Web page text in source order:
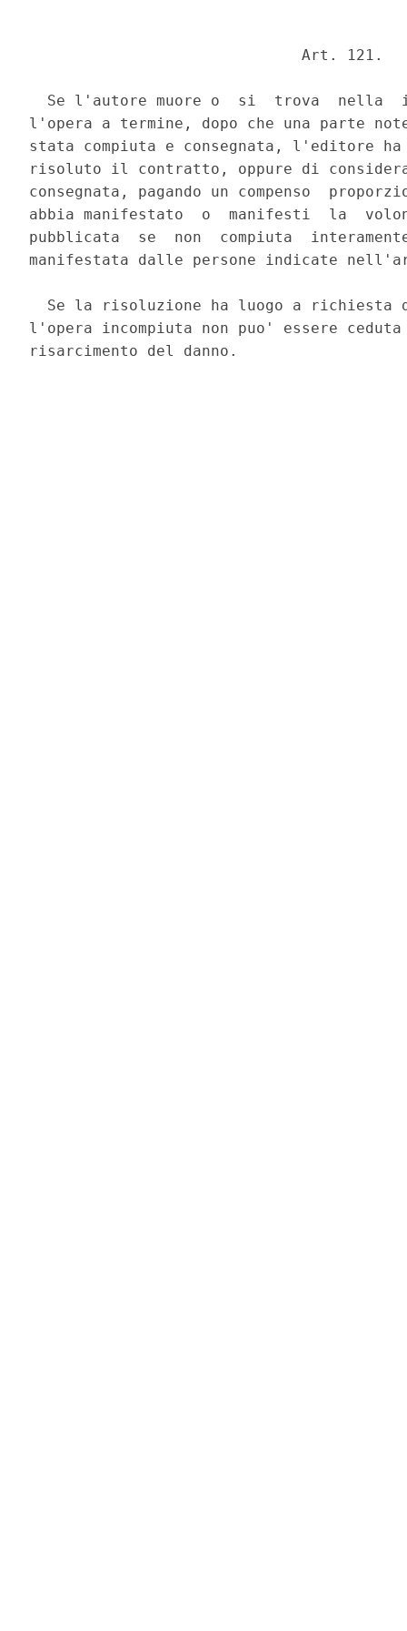
                              Art. 121.
Se l'autore muore o  si  trova  nella
l'opera a termine, dopo che una parte
stata compiuta e consegnata, l'editore
risoluto il contratto, oppure di
consegnata, pagando un compenso
abbia manifestato  o  manifesti  la
pubblicata  se  non  compiuta
manifestata dalle persone indicate
Se la risoluzione ha luogo a richiesta
l'opera incompiuta non puo' essere